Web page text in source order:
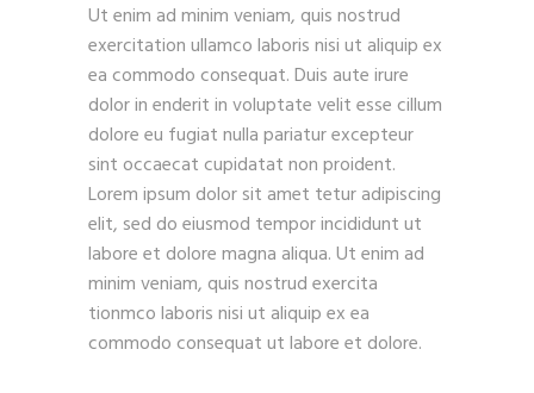
Ut enim ad minim veniam, quis nostrud
exercitation ullamco laboris nisi ut aliquip ex
ea commodo consequat. Duis aute irure
dolor in enderit in voluptate velit esse cillum
dolore eu fugiat nulla pariatur excepteur
sint occaecat cupidatat non proident.
Lorem ipsum dolor sit amet tetur adipiscing
elit, sed do eiusmod tempor incididunt ut
labore et dolore magna aliqua. Ut enim ad
minim veniam, quis nostrud exercita
tionmco laboris nisi ut aliquip ex ea
commodo consequat ut labore et dolore.